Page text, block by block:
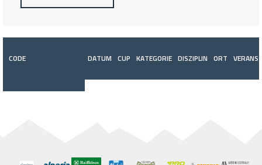
CODE DATUM CUP KATEGORIE DISZIPLIN ORT